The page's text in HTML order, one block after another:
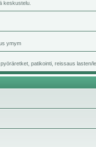
keskustelu.
ymym
patikointi, reissaus lasten/